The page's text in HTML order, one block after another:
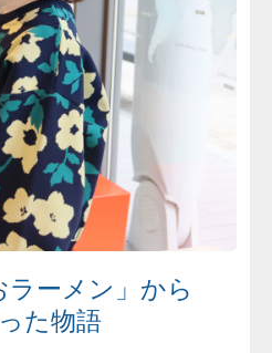
ラーメン」から
た物語